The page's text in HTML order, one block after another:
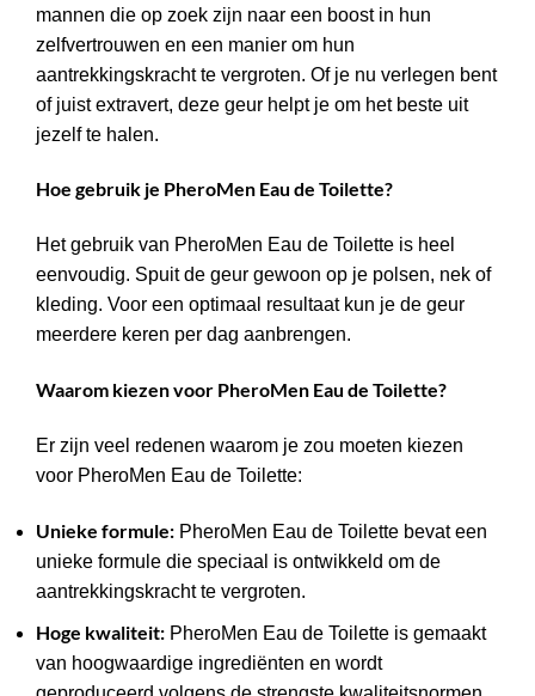
mannen die op zoek zijn naar een boost in hun
zelfvertrouwen en een manier om hun
aantrekkingskracht te vergroten. Of je nu verlegen bent
of juist extravert, deze geur helpt je om het beste uit
jezelf te halen.
Hoe gebruik je PheroMen Eau de Toilette?
Het gebruik van PheroMen Eau de Toilette is heel
eenvoudig. Spuit de geur gewoon op je polsen, nek of
kleding. Voor een optimaal resultaat kun je de geur
meerdere keren per dag aanbrengen.
Waarom kiezen voor PheroMen Eau de Toilette?
Er zijn veel redenen waarom je zou moeten kiezen
voor PheroMen Eau de Toilette:
Unieke formule: PheroMen Eau de Toilette bevat een
unieke formule die speciaal is ontwikkeld om de
aantrekkingskracht te vergroten.
Hoge kwaliteit: PheroMen Eau de Toilette is gemaakt
van hoogwaardige ingrediënten en wordt